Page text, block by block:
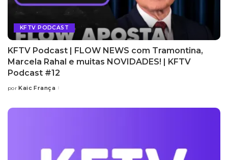
KFTV PODCAST
KFTV Podcast | FLOW NEWS com Tramontina,
Marcela Rahal e muitas NOVIDADES! | KFTV
Podcast #12
por Kaic França